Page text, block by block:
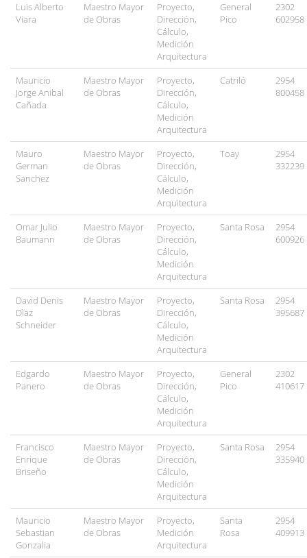
Luis Alberto
Viara
Maestro Mayor
de Obras
Proyecto,
Dirección,
Cálculo,
Medición
Arquitectura
General
Pico
2302
602958
Mauricio
Jorge Anibal
Cañada
Maestro Mayor
de Obras
Proyecto,
Dirección,
Cálculo,
Medición
Arquitectura
Catriló
2954
800458
Mauro
German
Sanchez
Maestro Mayor
de Obras
Proyecto,
Dirección,
Cálculo,
Medición
Arquitectura
Toay
2954
332239
Omar Julio
Baumann
Maestro Mayor
de Obras
Proyecto,
Dirección,
Cálculo,
Medición
Arquitectura
Santa Rosa
2954
600926
David Denis
Dìaz
Schneider
Maestro Mayor
de Obras
Proyecto,
Dirección,
Cálculo,
Medición
Arquitectura
Santa Rosa
2954
395687
Edgardo
Panero
Maestro Mayor
de Obras
Proyecto,
Dirección,
Cálculo,
Medición
Arquitectura
General
Pico
2302
410617
Francisco
Enrique
Briseño
Maestro Mayor
de Obras
Proyecto,
Dirección,
Cálculo,
Medición
Arquitectura
Santa Rosa
2954
335940
Mauricio
Sebastian
Gonzalia
Maestro Mayor
de Obras
Proyecto,
Medición
Arquitectura
Santa
Rosa
2954
409913